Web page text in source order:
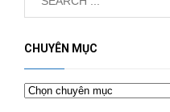
CHUYÊN MỤC
Chuyên
mục